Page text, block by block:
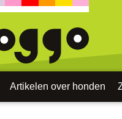
Artikelen over honden